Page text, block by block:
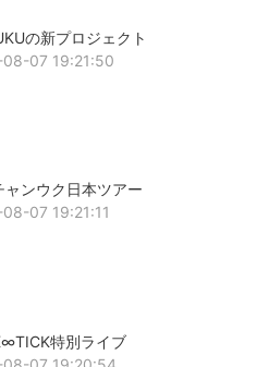
の新プロジェクト
07 19:21:50
ャンウク日本ツアー
07 19:21:11
特別ライブ